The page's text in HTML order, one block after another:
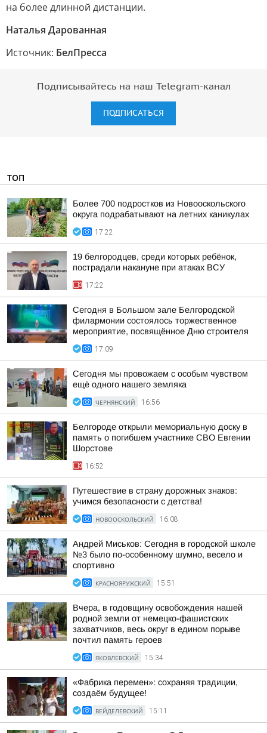
на более длинной дистанции.
Наталья Дарованная
Источник: БелПресса
Подписывайтесь на наш Telegram-канал
ПОДПИСАТЬСЯ
ТОП
Более 700 подростков из Новооскольского
округа подрабатывают на летних каникулах
17:22
19 белгородцев, среди которых ребёнок,
пострадали накануне при атаках ВСУ
17:22
Сегодня в Большом зале Белгородской
филармонии состоялось торжественное
мероприятие, посвящённое Дню строителя
17:09
Сегодня мы провожаем с особым чувством
ещё одного нашего земляка
ЧЕРНЯНСКИЙ 16:56
Белгороде открыли мемориальную доску в
память о погибшем участнике СВО Евгении
Шорстове
16:52
Путешествие в страну дорожных знаков:
учимся безопасности с детства!
НОВООСКОЛЬСКИЙ 16:08
Андрей Миськов: Сегодня в городской школе
№3 было по-особенному шумно, весело и
спортивно
КРАСНОЯРУЖСКИЙ 15:51
Вчера, в годовщину освобождения нашей
родной земли от немецко-фашистских
захватчиков, весь округ в едином порыве
почтил память героев
ЯКОВЛЕВСКИЙ 15:34
«Фабрика перемен»: сохраняя традиции,
создаём будущее!
ВЕЙДЕЛЕВСКИЙ 15:11